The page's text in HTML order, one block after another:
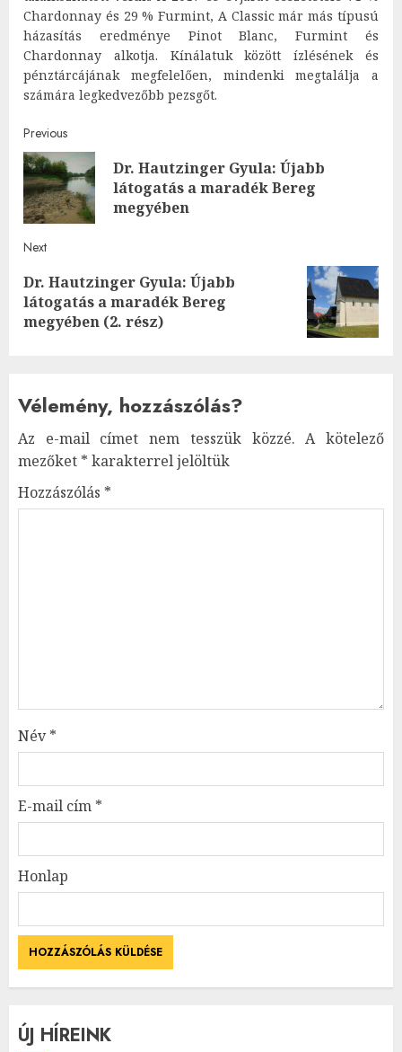
Chardonnay és 29 % Furmint, A Classic már más típusú
házasítás eredménye Pinot Blanc, Furmint és
Chardonnay alkotja. Kínálatuk között ízlésének és
pénztárcájának megfelelően, mindenki megtalálja a
számára legkedvezőbb pezsgőt.
Post
navigation
Previous
Dr. Hautzinger Gyula: Újabb
látogatás a maradék Bereg
megyében
Next
Next
post:
Dr. Hautzinger Gyula: Újabb
látogatás a maradék Bereg
megyében (2. rész)
Vélemény, hozzászólás?
Az e-mail címet nem tesszük közzé. A kötelező
mezőket * karakterrel jelöltük
Hozzászólás *
Név*
E-mail cím *
Honlap
ÚJ HÍREINK